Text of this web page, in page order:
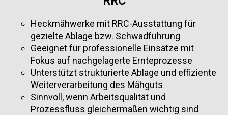
Heckmähwerke mit RRC-Ausstattung für
gezielte Ablage bzw. Schwadführung
Geeignet für professionelle Einsätze mit
Fokus auf nachgelagerte Ernteprozesse
Unterstützt strukturierte Ablage und effiziente
Weiterverarbeitung des Mähguts
Sinnvoll, wenn Arbeitsqualität und
Prozessfluss gleichermaßen wichtig sind